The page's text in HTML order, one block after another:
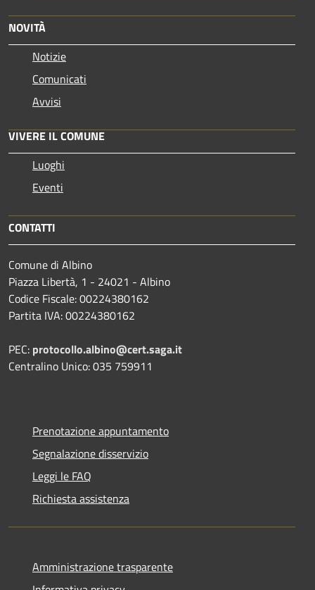
NOVITÀ
Notizie
Comunicati
Avvisi
VIVERE IL COMUNE
Luoghi
Eventi
CONTATTI
Comune di Albino
Piazza Libertà, 1 - 24021 - Albino
Codice Fiscale: 00224380162
Partita IVA: 00224380162
PEC: protocollo.albino@cert.saga.it
Centralino Unico: 035 759911
Prenotazione appuntamento
Segnalazione disservizio
Leggi le FAQ
Richiesta assistenza
Amministrazione trasparente